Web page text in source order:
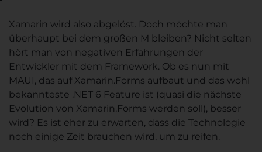
Xamarin wird also abgelöst. Doch möchte man
überhaupt bei dem großen M bleiben? Nicht selten
hört man von negativen Erfahrungen der
Entwickler mit dem Framework. Ob es nun mit
MAUI, das auf Xamarin.Forms aufbaut und das wohl
bekannteste .NET 6 Feature ist (quasi die nächste
Evolution von Xamarin.Forms werden soll), besser
wird? Es ist eher zu erwarten, dass die Technologie
noch einige Zeit brauchen wird, um zu reifen.